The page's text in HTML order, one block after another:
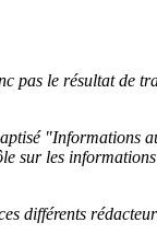
pas le résultat de
"Informations
sur les
différents